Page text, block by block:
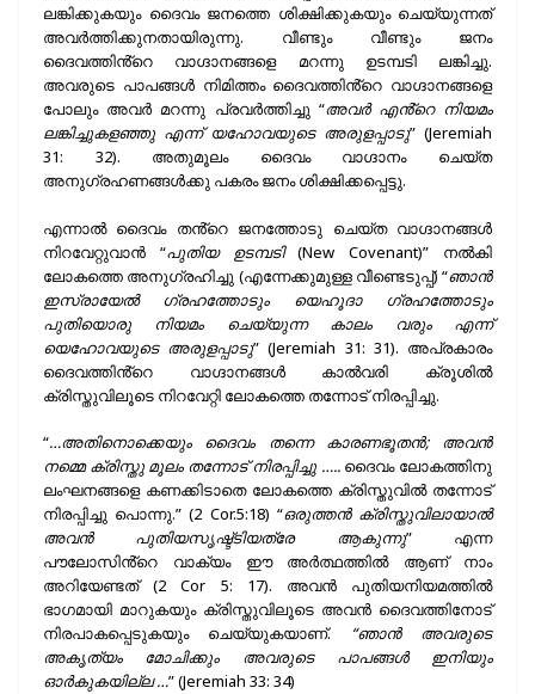
ലങ്കിക്കുകയും ദൈവം ജനത്തെ ശിക്ഷിക്കുകയും ചെയ്യുന്നത്
അവർത്തിക്കുനതായിരുന്നു. വീണ്ടും വീണ്ടും ജനം
ദൈവത്തിൻ്റെ വാഗ്ദാനങ്ങളെ മറന്നു ഉടമ്പടി ലങ്കിച്ചു.
അവരുടെ പാപങ്ങൾ നിമിത്തം ദൈവത്തിൻ്റെ വാഗ്ദാനങ്ങളെ
പോലും അവർ മറന്നു പ്രവർത്തിച്ചു “അവർ എൻ്റെ നിയമം
ലങ്കിച്ചുകളഞ്ഞു എന്ന് യഹോവയുടെ അരുളപ്പാടു” (Jeremiah
31: 32). അതുമൂലം ദൈവം വാഗ്ദാനം ചെയ്ത
അനുഗ്രഹണങ്ങൾക്കു പകരം ജനം ശിക്ഷിക്കപ്പെട്ടു.
എന്നാൽ ദൈവം തൻ്റെ ജനത്തോടു ചെയ്ത വാഗ്ദാനങ്ങൾ
നിറവേറ്റുവാൻ “പുതിയ ഉടമ്പടി(New Covenant)” നൽകി
ലോകത്തെ അനുഗ്രഹിച്ചു (എന്നേക്കുമുള്ള വീണ്ടെടുപ്പ്) “ഞാൻ
ഇസ്രായേൽ ഗ്രഹത്തോടും യെഹൂദാ ഗ്രഹത്തോടും
പുതിയൊരു നിയമം ചെയ്യുന്ന കാലം വരും എന്ന്
യെഹോവയുടെ അരുളപ്പാടു” (Jeremiah 31: 31). അപ്രകാരം
ദൈവത്തിൻ്റെ വാഗ്ദാനങ്ങൾ കാൽവരി ക്രൂശിൽ
ക്രിസ്തുവിലൂടെ നിറവേറ്റി ലോകത്തെ തന്നോട് നിരപ്പിച്ചു.
“…അതിനൊക്കെയും ദൈവം തന്നെ കാരണഭൂതൻ; അവൻ
നമ്മെ ക്രിസ്തു മൂലം തന്നോട് നിരപ്പിച്ചു …..ദൈവം ലോകത്തിനു
ലംഘനങ്ങളെ കണക്കിടാതെ ലോകത്തെ ക്രിസ്തുവിൽ തന്നോട്
നിരപ്പിച്ചു പൊന്നു.” (2 Cor.5:18) “ഒരുത്തൻ ക്രിസ്തുവിലായാൽ
അവൻ പുതിയസൃഷ്ട്ടിയത്രേ ആകുന്നു” എന്ന
പൗലോസിൻ്റെ വാക്യം ഈ അർത്ഥത്തിൽ ആണ് നാം
അറിയേണ്ടത് (2 Cor 5: 17). അവൻ പുതിയനിയമത്തിൽ
ഭാഗമായി മാറുകയും ക്രിസ്തുവിലൂടെ അവൻ ദൈവത്തിനോട്
നിരപാകപ്പെടുകയും ചെയ്യുകയാണ്. “ഞാൻ അവരുടെ
അകൃത്യം മോചിക്കും അവരുടെ പാപങ്ങൾ ഇനിയും
ഓർകുകയില്ല …” (Jeremiah 33: 34)